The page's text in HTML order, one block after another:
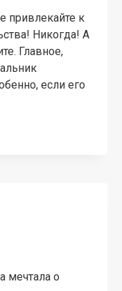
привлекайте к
Никогда! А
Главное,
если его
мечтала о